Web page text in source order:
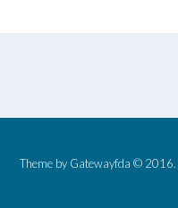
Theme by Gatewayfda © 2016.